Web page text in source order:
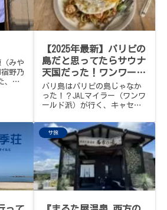
みや
野乃
、京
はジ
）、
ーフ
最大
ペー
わら
しは
【2025年最新】パリピの
島だと思ってたらサウナ
天国だった！ワンワール
ドで行くバリ島＆香港サ
ウナ旅（プロローグ）
バリ島はパリピの島じゃなか
った！？JALマイラー（ワンワ
ールド派）が行く、キャセイ
＆香港サウナ旅プロローグ。
絶品サウナに安くて旨いビン
タンビールなど、知られざる
大人のサウナリゾートの魅力
と旅の全貌をご紹介します。
サ旅